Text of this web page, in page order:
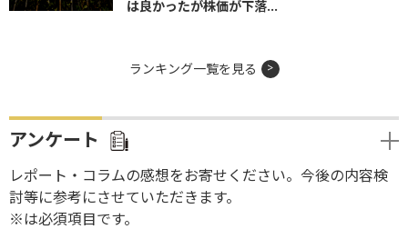
は良かったが株価が下落...
ランキング一覧を見る
アンケート
レポート・コラムの感想をお寄せください。今後の内容検
討等に参考にさせていただきます。
※は必須項目です。